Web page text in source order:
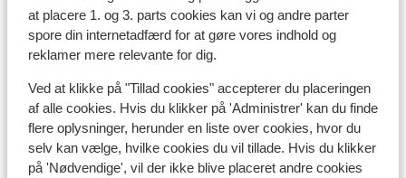
at placere 1. og 3. parts cookies kan vi og andre parter
spore din internetadfærd for at gøre vores indhold og
reklamer mere relevante for dig.
Ved at klikke på "Tillad cookies" accepterer du placeringen
af alle cookies. Hvis du klikker på 'Administrer' kan du finde
flere oplysninger, herunder en liste over cookies, hvor du
selv kan vælge, hvilke cookies du vil tillade. Hvis du klikker
på 'Nødvendige', vil der ikke blive placeret andre cookies
Skibus lige fra hotellet ( skibus gratis mod
forevisning af liftkort)
Afstand til skilift ca. 500 meter
Liftkort/skileje/undervisning
Liftkort